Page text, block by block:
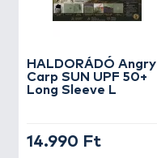
HALDORÁDÓ Angry
Carp SUN UPF 50+
Long Sleeve L
14.990 Ft